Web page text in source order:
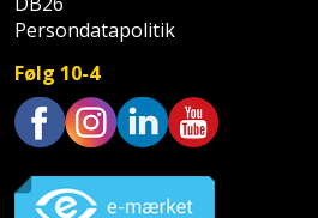
til
byggeri
Træ
Vinduer
og
Sækkelukker
Kerneboremaskine
Klammepistol
Klippeværktøj
Kombokit
Kaffe
Klæbesøm
Persondatapolitik
Følg 10-4